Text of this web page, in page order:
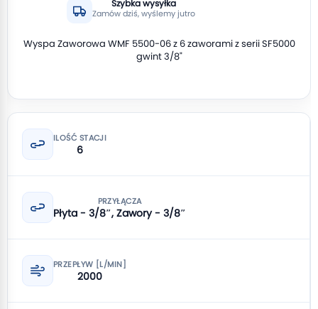
Szybka wysyłka
Zamów dziś, wyślemy jutro
Wyspa Zaworowa WMF 5500-06 z 6 zaworami z serii SF5000
gwint 3/8"
ILOŚĆ STACJI
6
PRZYŁĄCZA
Płyta - 3/8″, Zawory - 3/8″
PRZEPŁYW [L/MIN]
2000